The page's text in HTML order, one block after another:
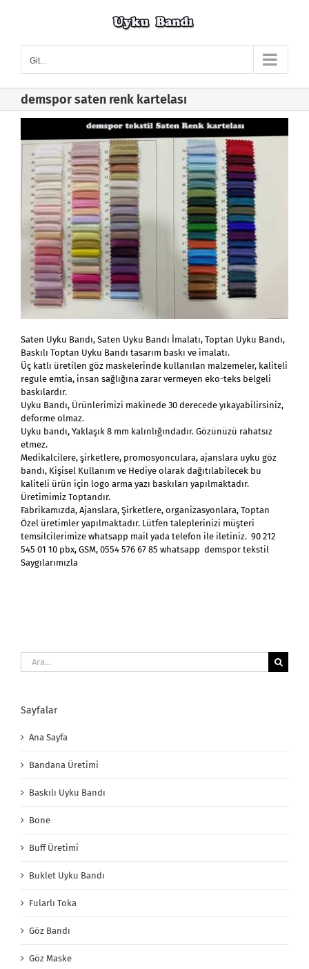
Git...
demspor saten renk kartelası
Saten Uyku Bandı, Saten Uyku Bandı İmalatı, Toptan Uyku Bandı,
Baskılı Toptan Uyku Bandı tasarım baskı ve imalatı.
Üç katlı üretilen göz maskelerinde kullanılan malzemeler, kaliteli
regule emtia, insan sağlığına zarar vermeyen eko-teks belgeli
baskılardır.
Uyku Bandı, Ürünlerimizi makinede 30 derecede yıkayabilirsiniz,
deforme olmaz.
Uyku bandı, Yaklaşık 8 mm kalınlığındadır. Gözünüzü rahatsız
etmez.
Medikalcilere, şirketlere, promosyonculara, ajanslara uyku göz
bandı, Kişisel Kullanım ve Hediye olarak dağıtılabilecek bu
kaliteli ürün için logo arma yazı baskıları yapılmaktadır.
Üretimimiz Toptandır.
Fabrikamızda, Ajanslara, Şirketlere, organizasyonlara, Toptan
Özel üretimler yapılmaktadır. Lütfen taleplerinizi müşteri
temsilcilerimize whatsapp mail yada telefon ile iletiniz. 90 212
545 01 10 pbx, GSM, 0554 576 67 85 whatsapp demspor tekstil
Saygılarımızla
Ara:
Sayfalar
Ana Sayfa
Bandana Üretimi
Baskılı Uyku Bandı
Bone
Buff Üretimi
Buklet Uyku Bandı
Fularlı Toka
Göz Bandı
Göz Maske